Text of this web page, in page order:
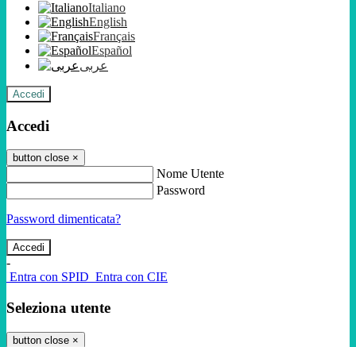
Italiano
English
Français
Español
عربى
Accedi
Accedi
button close ×
Nome Utente
Password
Password dimenticata?
-
Entra con SPID Entra con CIE
Seleziona utente
button close ×